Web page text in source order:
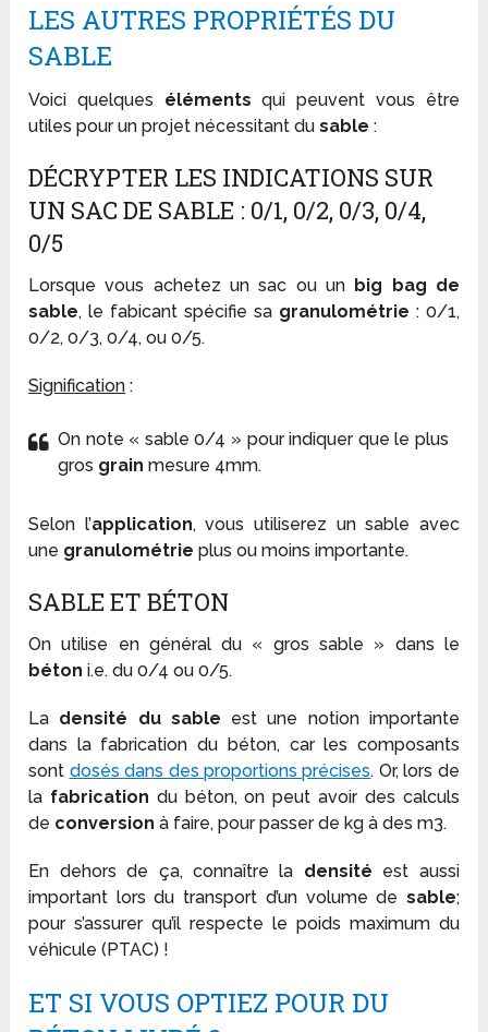
LES AUTRES PROPRIÉTÉS DU
SABLE
Voici quelques éléments qui peuvent vous être
utiles pour un projet nécessitant dusable :
DÉCRYPTER LES INDICATIONS SUR
UN SAC DE SABLE : 0/1, 0/2, 0/3, 0/4,
0/5
Lorsque vous achetez un sac ou un big bag de
sable, le fabicant spécifie sa granulométrie : 0/1,
0/2, 0/3, 0/4, ou 0/5.
Signification :
On note « sable 0/4 » pour indiquer que le plus
gros grain mesure 4mm.
Selon l’application, vous utiliserez un sable avec
une granulométrie plus ou moins importante.
SABLE ET BÉTON
On utilise en général du « gros sable » dans le
béton i.e. du 0/4 ou 0/5.
La densité du sable est une notion importante
dans la fabrication du béton, car les composants
sont dosés dans des proportions précises. Or, lors de
la fabrication du béton, on peut avoir des calculs
de conversion à faire, pour passer de kg à des m3.
En dehors de ça, connaître la densité est aussi
important lors du transport d’un volume de sable;
pour s’assurer qu’il respecte le poids maximum du
véhicule (PTAC) !
ET SI VOUS OPTIEZ POUR DU